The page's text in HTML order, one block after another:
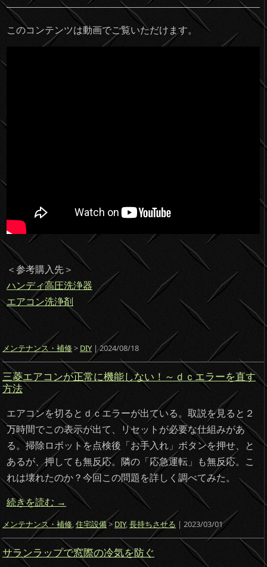
このコンテンツは動画でご覧いただけます。
＜参考購入先＞
ハンディ高圧洗浄器
エアコン洗浄剤
メンテナンス・補修> DIY| 2024/08/18
三菱エアコンが正常に機能しない！～ｄｃエラーを直す
方法
エアコンを切るとｄｃエラーが出ている。取説を見ると２
万時間でこの表示が出て、リセットが必要な仕組みがあ
る。掃除ロボットを点検後「お手入れ」ボタンを押せ、と
あるが、押しても無反応。隣の「応急運転」も無反応。こ
れは壊れたのか？今回この問題を詳しく調べてみた。
続きを読む →
メンテナンス・補修,住宅設備> DIY,長持ちさせる | 2023/03/01
サランラップで窓際の冷気を防ぐ